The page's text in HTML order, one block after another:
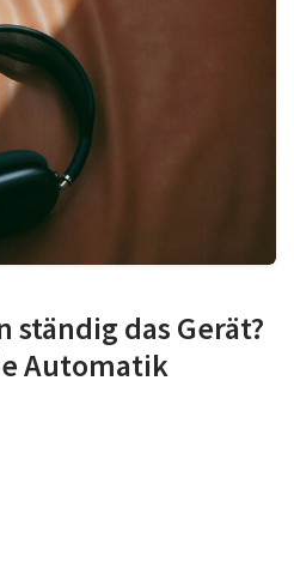
ständig das Gerät?
Automatik